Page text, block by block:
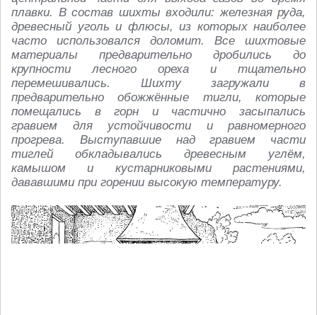
плавки. В состав шихты входили: железная руда,
древесный уголь и флюсы, из которых наиболее
часто использовался доломит. Все шихтовые
материалы предварительно дробились до
крупности лесного ореха и тщательно
перемешивались. Шихту загружали в
предварительно обожжённые тигли, которые
помещались в горн и частично засыпались
гравием для устойчивости и равномерного
прогрева. Выступавшие над гравием части
тиглей обкладывались древесным углём,
камышом и кустарниковыми растениями,
дававшими при горении высокую температуру.